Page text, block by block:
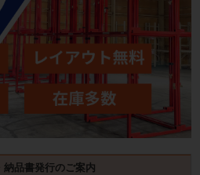
納品書発行のご案内